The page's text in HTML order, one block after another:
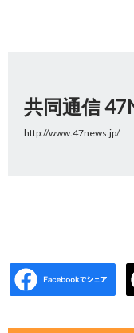
共同通信
http://www.47news.jp/